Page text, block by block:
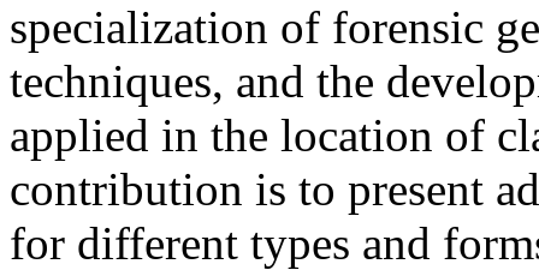
specialization of forensic
techniques, and the
applied in the location of
contribution is to present
for different types and